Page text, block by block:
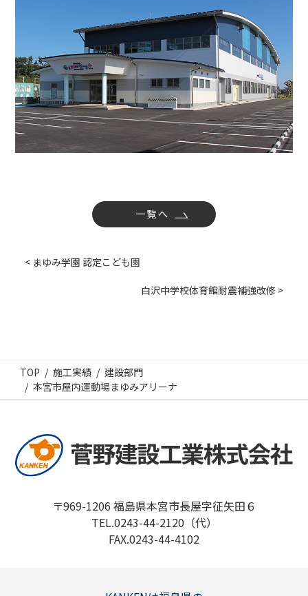
広報誌 最新技術の革新
関連リンク プライバシーポリシー
一覧へ
< まゆみ学園 認定こども園
白沢中学校体育館耐震補強改修 >
TOP 施工実績
建設部門
本宮市屋内運動場まゆみアリーナ
〒969-1206 福島県本宮市長屋字征矢田６
TEL.0243-44-2120（代）
FAX.0243-44-4102